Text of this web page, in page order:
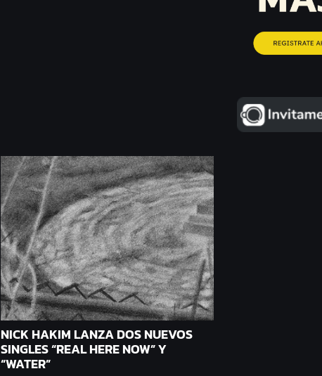
NICK HAKIM LANZA DOS NUEVOS
SINGLES “REAL HERE NOW” Y
“WATER”